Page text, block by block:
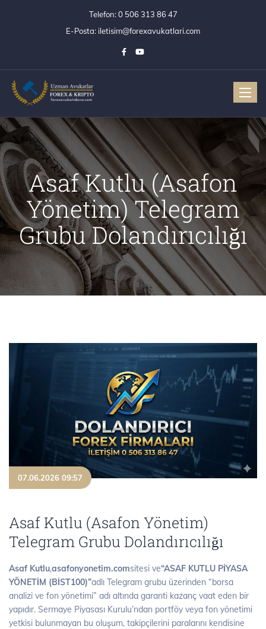
Telefon:0 506 313 86 47
E-Posta: iletisim@forexavukatlari.com
Asaf Kutlu (Asafon
Yönetim) Telegram
Grubu Dolandırıcılığı
07.06.2026 09:57
Asaf Kutlu (Asafon Yönetim)
Telegram Grubu Dolandırıcılığı
Asaf Kutlu,asafonyonetim.comsitesi ve“ASAF KUTLU PİYASA
YÖNETİM (BİST100)”adlı Telegram grubu üzerinden “borsa
analizi ve fon yönetimi” adı altında garanti kazanç vaat eden bir
yapıdır. Sermaye Piyasası Kurulu’ndan portföy veya fon yönetimi
yetkisi bulunmayan bu oluşum, takipçilerini paralarını kendisine